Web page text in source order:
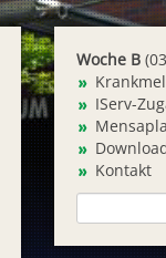
Woche B
IServ-
Kontakt